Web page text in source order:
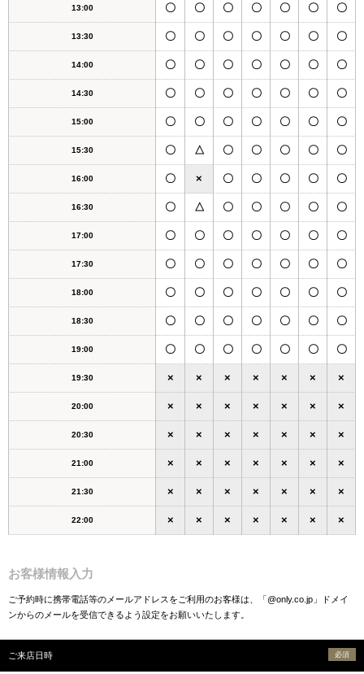
13:00 〇 〇 〇 〇 〇 〇 〇
13:30 〇 〇 〇 〇 〇 〇 〇
14:00 〇 〇 〇 〇 〇 〇 〇
14:30 〇 〇 〇 〇 〇 〇 〇
15:00 〇 〇 〇 〇 〇 〇 〇
15:30 〇 △ 〇 〇 〇 〇 〇
16:00 〇 × 〇 〇 〇 〇 〇
16:30 〇 △ 〇 〇 〇 〇 〇
17:00 〇 〇 〇 〇 〇 〇 〇
17:30 〇 〇 〇 〇 〇 〇 〇
18:00 〇 〇 〇 〇 〇 〇 〇
18:30 〇 〇 〇 〇 〇 〇 〇
19:00 〇 〇 〇 〇 〇 〇 〇
19:30 × × × × × × ×
20:00 × × × × × × ×
20:30 × × × × × × ×
21:00 × × × × × × ×
21:30 × × × × × × ×
22:00 × × × × × × ×
お客様情報入力
ご予約時に携帯電話等のメールアドレスをご利用のお客様は、「@only.co.jp」ドメイ
ンからのメールを受信できるよう設定をお願いいたします。
ご来店日時 必須